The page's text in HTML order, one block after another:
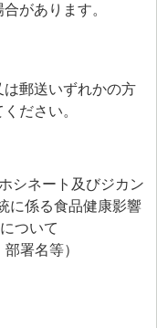
があります。
郵送いずれかの方
ださい。
シネート及びジカン
に係る食品健康影響
ついて
署名等）